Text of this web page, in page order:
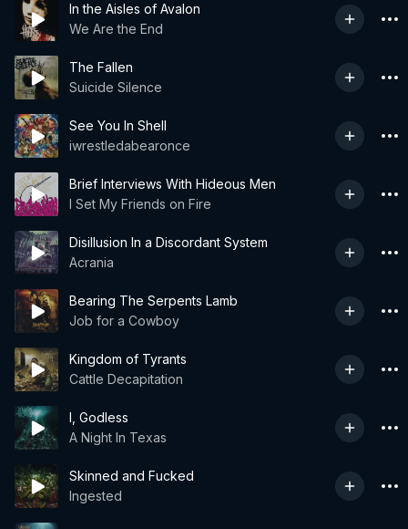
In the Aisles of Avalon
We Are the End
The Fallen
Suicide Silence
See You In Shell
iwrestledabearonce
Brief Interviews With Hideous Men
I Set My Friends on Fire
Disillusion In a Discordant System
Acrania
Bearing The Serpents Lamb
Job for a Cowboy
Kingdom of Tyrants
Cattle Decapitation
I, Godless
A Night In Texas
Skinned and Fucked
Ingested